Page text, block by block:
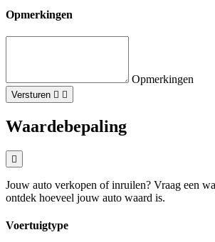
Opmerkingen
Opmerkingen
Versturen
Waardebepaling
Jouw auto verkopen of inruilen? Vraag een
ontdek hoeveel jouw auto waard is.
Voertuigtype